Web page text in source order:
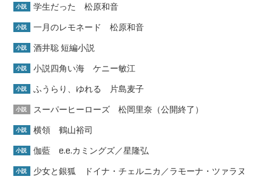
小説 学生だった 松原和音
小説 一月のレモネード 松原和音
小説 酒井聡 短編小説
小説 小説四角い海 ケニー敏江
小説 ふうらり、ゆれる 片島麦子
小説 スーパーヒーローズ 松岡里奈（公開終了）
小説 横領 鶴山裕司
小説 伽藍 e.e.カミングズ／星隆弘
小説 少女と銀狐 ドイナ・チェルニカ／ラモーナ・ツァラヌ